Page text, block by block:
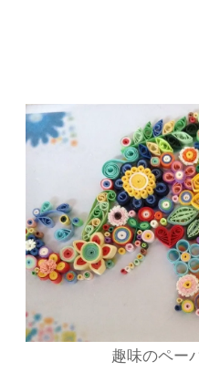
趣味のペー